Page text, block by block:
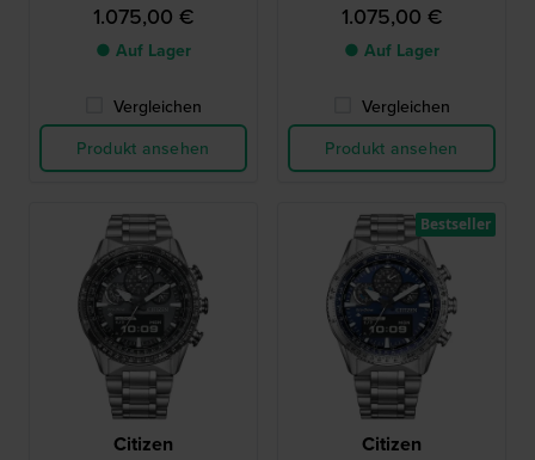
1.075,00 €
● Auf Lager
Vergleichen
Produkt ansehen
1.075,00 €
● Auf Lager
Vergleichen
Produkt ansehen
Citizen Citizen
Bestseller